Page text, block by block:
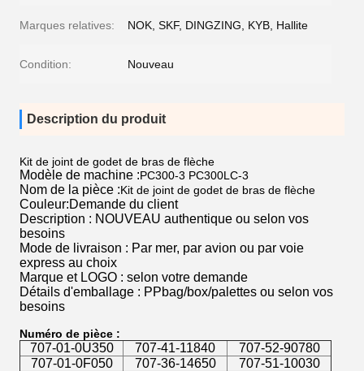
Marques relatives: NOK, SKF, DINGZING, KYB, Hallite
Condition: Nouveau
Description du produit
Kit de joint de godet de bras de flèche
Modèle de machine :PC300-3 PC300LC-3
Nom de la pièce :Kit de joint de godet de bras de flèche
Couleur:Demande du client
Description : NOUVEAU authentique ou selon vos
besoins
Mode de livraison : Par mer, par avion ou par voie
express au choix
Marque et LOGO : selon votre demande
Détails d'emballage : PPbag/box/palettes ou selon vos
besoins
Numéro de pièce :
707-01-0U350 707-41-11840
707-52-90780
707-01-0F050
707-36-14650
707-51-10030